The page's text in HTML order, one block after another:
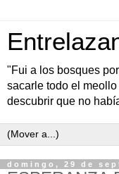
"Fui a los bosques
sacarle todo el
descubrir que no
domingo, 29 de